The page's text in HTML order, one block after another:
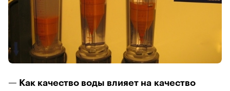
— Как качество воды влияет на качество